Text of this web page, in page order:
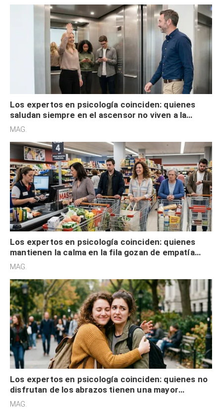
Los expertos en psicología coinciden: quienes
saludan siempre en el ascensor no viven a la
defensiva y tienen apertura social
MAG.
Los expertos en psicología coinciden: quienes
mantienen la calma en la fila gozan de empatía
cognitiva, gratitud y no solo tienen autocontrol
MAG.
Los expertos en psicología coinciden: quienes no
disfrutan de los abrazos tienen una mayor
sensibilidad a los estímulos físicos y no es por
MAG.